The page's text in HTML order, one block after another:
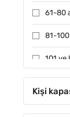
61-80
81-100
101 ve
Kişi